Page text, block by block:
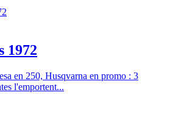
1972
en 250, Husqvarna en promo : 3
l'emportent...